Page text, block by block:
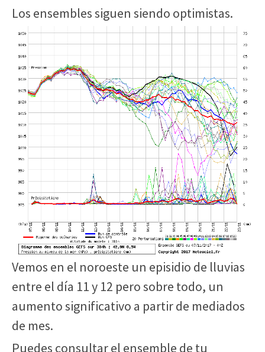
Los ensembles siguen siendo optimistas.
Vemos en el noroeste un episidio de lluvias
entre el día 11 y 12 pero sobre todo, un
aumento significativo a partir de mediados
de mes.
Puedes consultar el ensemble de tu